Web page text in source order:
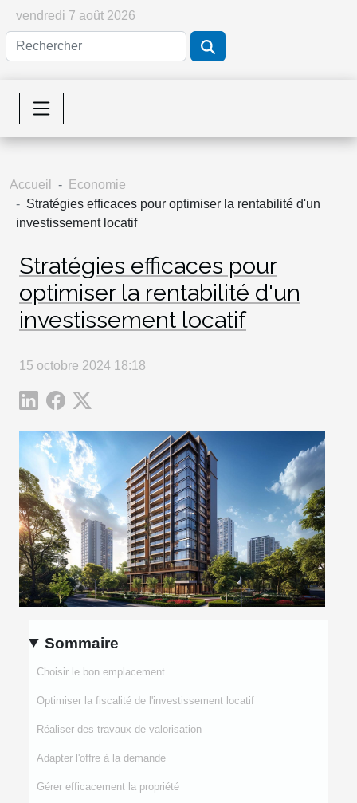
vendredi 7 août 2026
Accueil
Economie
Stratégies efficaces pour optimiser la rentabilité d'un
investissement locatif
Stratégies efficaces pour
optimiser la rentabilité d'un
investissement locatif
15 octobre 2024 18:18
Sommaire
Choisir le bon emplacement
Optimiser la fiscalité de l'investissement locatif
Réaliser des travaux de valorisation
Adapter l'offre à la demande
Gérer efficacement la propriété